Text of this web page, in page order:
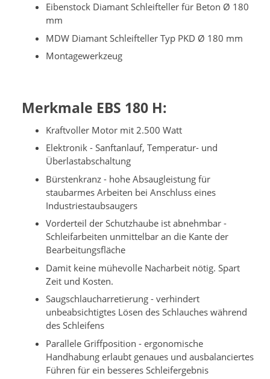
Eibenstock Diamant Schleifteller für Beton Ø 180
mm
MDW Diamant Schleifteller Typ PKD Ø 180 mm
Montagewerkzeug
Merkmale EBS 180 H:
Kraftvoller Motor mit 2.500 Watt
Elektronik - Sanftanlauf, Temperatur- und
Überlastabschaltung
Bürstenkranz - hohe Absaugleistung für
staubarmes Arbeiten bei Anschluss eines
Industriestaubsaugers
Vorderteil der Schutzhaube ist abnehmbar -
Schleifarbeiten unmittelbar an die Kante der
Bearbeitungsfläche
Damit keine mühevolle Nacharbeit nötig. Spart
Zeit und Kosten.
Saugschlaucharretierung - verhindert
unbeabsichtigtes Lösen des Schlauches während
des Schleifens
Parallele Griffposition - ergonomische
Handhabung erlaubt genaues und ausbalanciertes
Führen für ein besseres Schleifergebnis